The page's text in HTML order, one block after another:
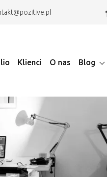
Klienci O nas Blog